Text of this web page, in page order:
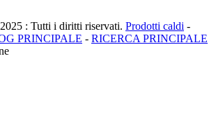
: Tutti i diritti riservati. Prodotti caldi -
PRINCIPALE - RICERCA PRINCIPALE